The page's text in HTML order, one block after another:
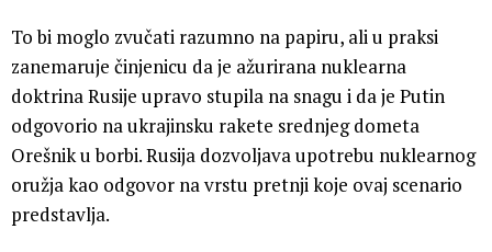
To bi moglo zvučati razumno na papiru, ali u praksi
zanemaruje činjenicu da je ažurirana nuklearna
doktrina Rusije upravo stupila na snagu i da je Putin
odgovorio na ukrajinsku rakete srednjeg dometa
Orešnik u borbi. Rusija dozvoljava upotrebu nuklearnog
oružja kao odgovor na vrstu pretnji koje ovaj scenario
predstavlja.